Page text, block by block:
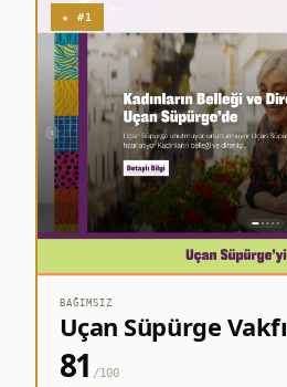
★ #1
BAĞIMSIZ
Uçan Süpürge Vakfı
81 /100